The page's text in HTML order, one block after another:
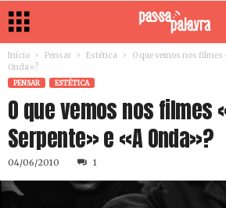
Início Pensar Estética
O que vemos nos filmes
Onda»?
PENSAR ESTÉTICA
O que vemos nos filmes
Serpente» e «A Onda»?
04/06/2010 1